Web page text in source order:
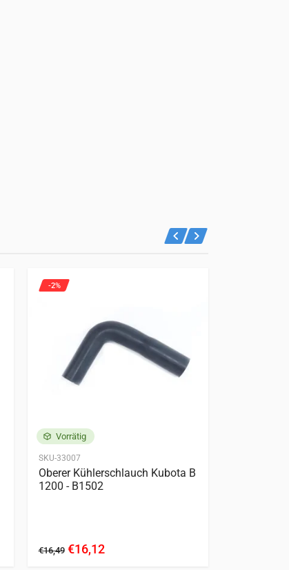
Vorrätig
SKU-33007
-2%
Oberer Kühlerschlauch Kubota B
1200 - B1502
€16,49 €16,12